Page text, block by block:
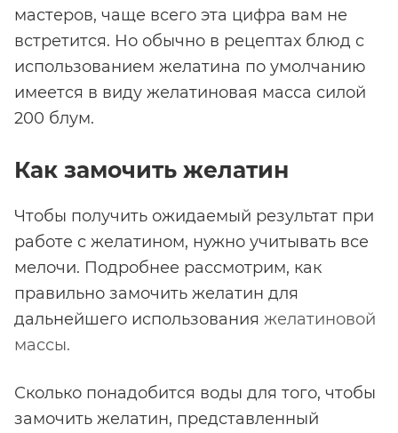
мастеров, чаще всего эта цифра вам не
встретится. Но обычно в рецептах блюд с
использованием желатина по умолчанию
имеется в виду желатиновая масса силой
200 блум.
Как замочить желатин
Чтобы получить ожидаемый результат при
работе с желатином, нужно учитывать все
мелочи. Подробнее рассмотрим, как
правильно замочить желатин для
дальнейшего использования желатиновой
массы.
Сколько понадобится воды для того, чтобы
замочить желатин, представленный